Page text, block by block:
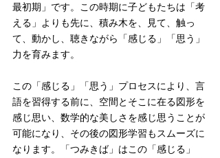
最初期」です。この時期に子どもたちは「考
える」よりも先に、積み木を、見て、触っ
て、動かし、聴きながら「感じる」「思う」
力を育みます。
この「感じる」「思う」プロセスにより、言
語を習得する前に、空間とそこに在る図形を
感じ思い、数学的な美しさを感じ思うことが
可能になり、その後の図形学習もスムーズに
なります。「つみきば」はこの「感じる」